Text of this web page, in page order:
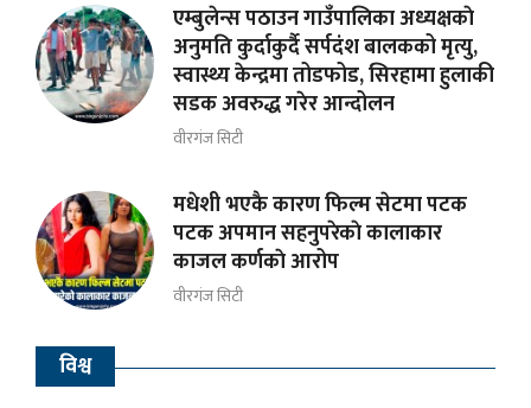
एम्बुलेन्स पठाउन गाउँपालिका अध्यक्षकाे
अनुमति कुर्दाकुर्दै सर्पदंश बालकको मृत्यु,
स्वास्थ्य केन्द्रमा तोडफोड, सिरहामा हुलाकी
सडक अवरुद्ध गरेर आन्दोलन
वीरगंज सिटी
मधेशी भएकै कारण फिल्म सेटमा पटक
पटक अपमान सहनुपरेकाे कालाकार
काजल कर्णकाे आरोप
वीरगंज सिटी
विश्व